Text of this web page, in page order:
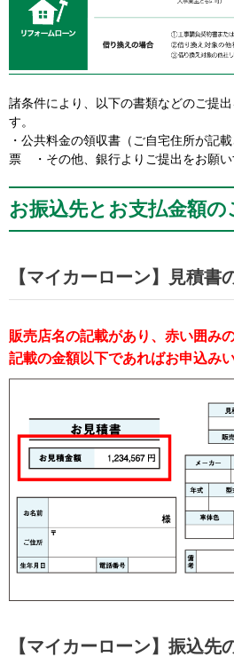
諸条件により、以下の書類などのご提
す。
・公共料金の領収書（ご自宅住所が記
票 ・その他、銀行よりご提出をお願い
お振込先とお支払金額の
【マイカーローン】見積書
販売店名の記載があり、赤い囲み
記載の金額以下であればお申込み
【マイカーローン】振込先